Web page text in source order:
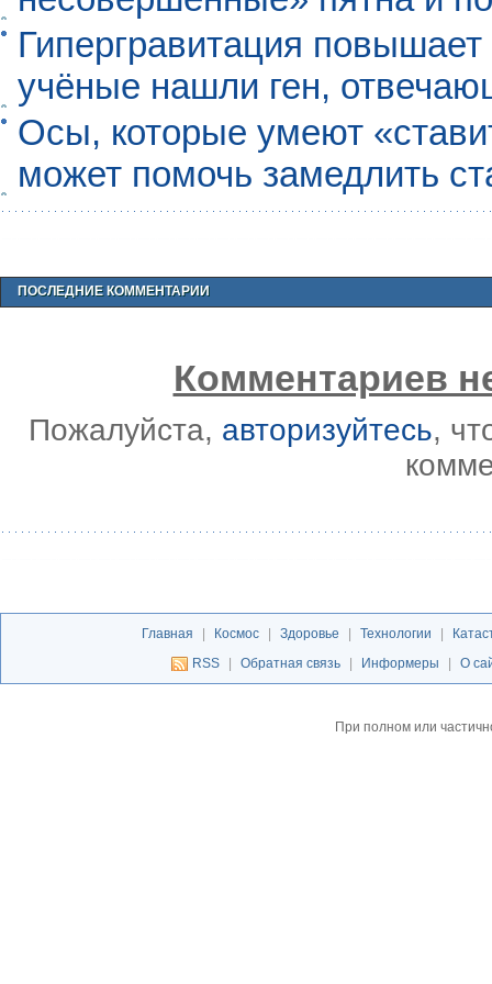
Гипергравитация
учёные нашли ген,
Осы, которые умеют
может помочь замедлить
ПОСЛЕДНИЕ КОММЕНТАРИИ
Комментариев
Пожалуйста, авторизуйтесь,
Главная Космос Здоровье Технологии
RSS
Обратная связь Информеры О
При полном или